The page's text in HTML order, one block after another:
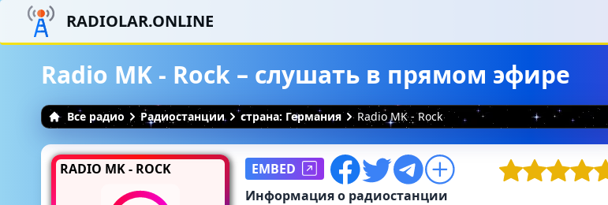
RADIOLAR.ONLINE
Radio MK - Rock – слушать в прямом эфире
Все радио Радиостанции страна: Германия Radio MK - Rock
RADIO MK - ROCK
EMBED
Информация о радиостанции